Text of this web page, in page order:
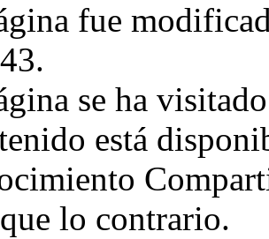
fue
se ha
está
lo contrario.